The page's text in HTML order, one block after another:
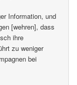
Information, und
[wehren], dass
ihre
zu weniger
bei